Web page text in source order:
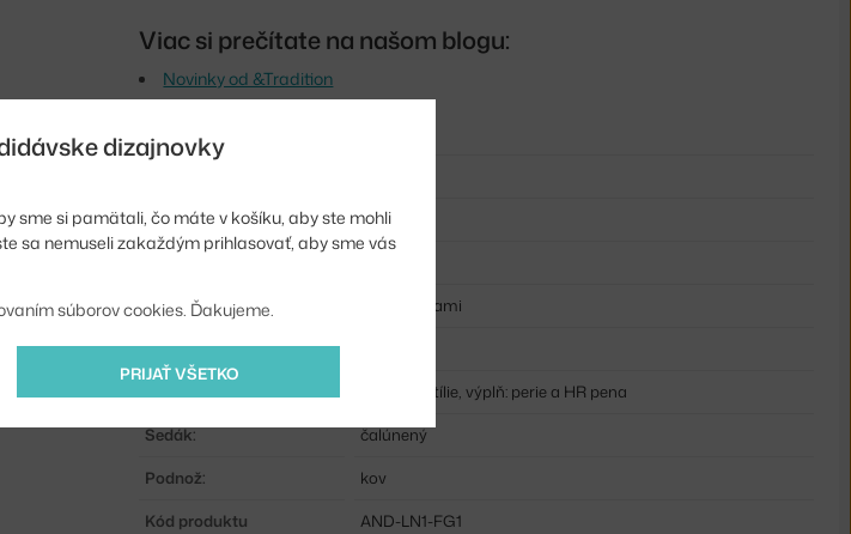
Viac si prečítate na našom blogu:
Novinky od &Tradition
Výška:
Dĺžka:
100 cm
Podrúčky:
s podrúčkami
Farba:
poťah: textílie, výplň: perie a HR pena
Sedák:
čalúnený
Podnož:
kov
Kód produktu
AND-LN1-FG1
dizajnovky
sme si pamätali, čo máte v košíku, aby ste mohli
sa nemuseli zakaždým prihlasovať, aby sme vás
súborov cookies. Ďakujeme.
PRIJAŤ VŠETKO